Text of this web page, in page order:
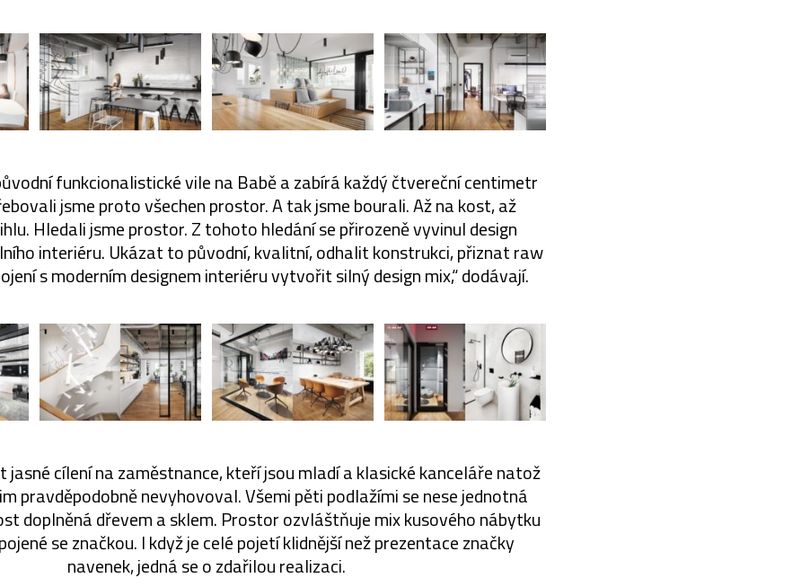
funkcionalistické vile na Babě a zabírá každý čtvereční centimetr
jsme proto všechen prostor. A tak jsme bourali. Až na kost, až
Hledali jsme prostor. Z tohoto hledání se přirozeně vyvinul design
interiéru. Ukázat to původní, kvalitní, odhalit konstrukci, přiznat raw
s moderním designem interiéru vytvořit silný design mix,“ dodávají.
jasné cílení na zaměstnance, kteří jsou mladí a klasické kanceláře natož
pravděpodobně nevyhovoval. Všemi pěti podlažími se nese jednotná
doplněná dřevem a sklem. Prostor ozvláštňuje mix kusového nábytku
se značkou. I když je celé pojetí klidnější než prezentace značky
navenek, jedná se o zdařilou realizaci.